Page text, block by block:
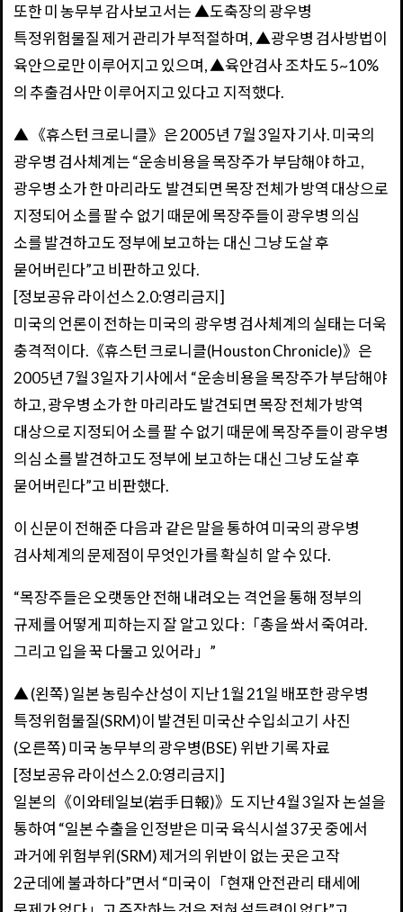
또한 미 농무부 감사보고서는 ▲도축장의 광우병
특정위험물질 제거 관리가 부적절하며, ▲광우병 검사방법이
육안으로만 이루어지고 있으며, ▲육안검사 조차도 5~10%
의 추출검사만 이루어지고 있다고 지적했다.
▲ 《휴스턴 크로니클》은 2005년 7월 3일자 기사. 미국의
광우병 검사체계는 “운송비용을 목장주가 부담해야 하고,
광우병 소가 한 마리라도 발견되면 목장 전체가 방역 대상으로
지정되어 소를 팔 수 없기 때문에 목장주들이 광우병 의심
소를 발견하고도 정부에 보고하는 대신 그냥 도살 후
묻어버린다”고 비판하고 있다.
[정보공유 라이선스 2.0:영리금지]
미국의 언론이 전하는 미국의 광우병 검사체계의 실태는 더욱
충격적이다.《휴스턴 크로니클(Houston Chronicle)》은
2005년 7월 3일자 기사에서 “운송비용을 목장주가 부담해야
하고, 광우병 소가 한 마리라도 발견되면 목장 전체가 방역
대상으로 지정되어 소를 팔 수 없기 때문에 목장주들이 광우병
의심 소를 발견하고도 정부에 보고하는 대신 그냥 도살 후
묻어버린다”고 비판했다.
이 신문이 전해준 다음과 같은 말을 통하여 미국의 광우병
검사체계의 문제점이 무엇인가를 확실히 알 수 있다.
“목장주들은 오랫동안 전해 내려오는 격언을 통해 정부의
규제를 어떻게 피하는지 잘 알고 있다 :「총을 쏴서 죽여라.
그리고 입을 꾹 다물고 있어라」”
▲ (왼쪽) 일본 농림수산성이 지난 1월 21일 배포한 광우병
특정위험물질(SRM)이 발견된 미국산 수입쇠고기 사진
(오른쪽) 미국 농무부의 광우병(BSE) 위반 기록 자료
[정보공유 라이선스 2.0:영리금지]
일본의《이와테일보(岩手日報)》도 지난 4월 3일자 논설을
통하여 “일본 수출을 인정받은 미국 육식시설 37곳 중에서
과거에 위험부위(SRM) 제거의 위반이 없는 곳은 고작
2군데에 불과하다”면서 “미국이「현재 안전관리 태세에